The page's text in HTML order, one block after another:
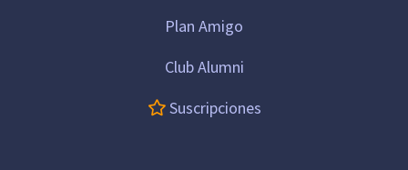
Plan Amigo
Club Alumni
Suscripciones